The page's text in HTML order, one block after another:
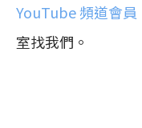
YouTube 頻道會員
室找我們。